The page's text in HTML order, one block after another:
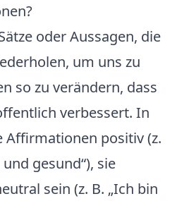
oder Aussagen, die
um uns zu
so zu verändern, dass
verbessert. In
Affirmationen positiv (z.
gesund“), sie
sein (z. B. „Ich bin